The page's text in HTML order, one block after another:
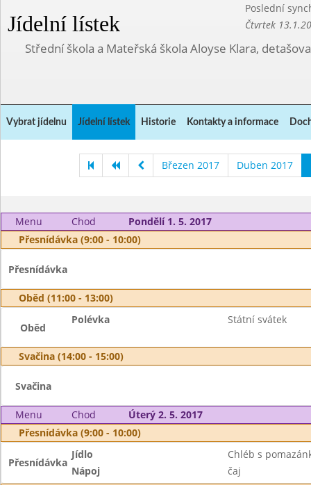
Jídelní lístek
Poslední
Čtvrtek
Střední škola a Mateřská škola Aloyse Klara,
Vybrat jídelnu Jídelní lístek Historie Kontakty a informace
Březen 2017 Duben 2017
Menu Chod
Pondělí 1. 5. 2017
Přesnídávka (9:00 - 10:00)
Přesnídávka
Oběd (11:00 - 13:00)
Oběd
Polévka Státní svátek
Svačina (14:00 - 15:00)
Svačina
Menu Chod
Úterý 2. 5. 2017
Přesnídávka (9:00 - 10:00)
Přesnídávka
Jídlo
Chléb s
Nápoj
čaj